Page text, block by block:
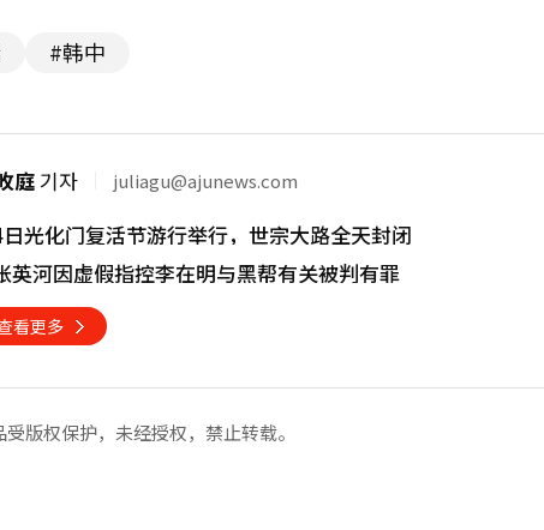
#韩中
庭기자 juliagu@ajunews.com
光化门复活节游行举行，世宗大路全天封闭
英河因虚假指控李在明与黑帮有关被判有罪
看更多
受版权保护，未经授权，禁止转载。